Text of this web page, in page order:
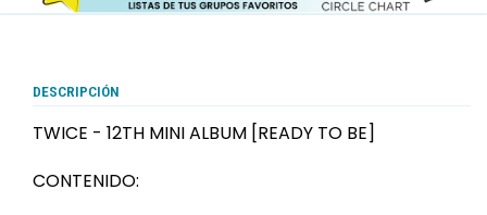
DESCRIPCIÓN
TWICE - 12TH MINI ALBUM [READY TO BE]
CONTENIDO: